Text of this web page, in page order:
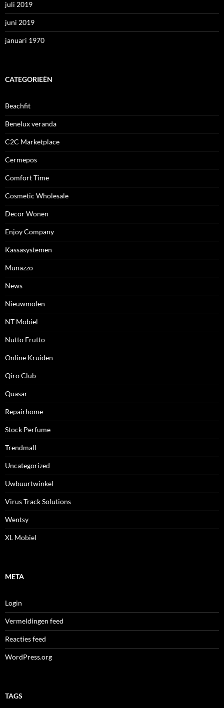
juli 2019
juni 2019
januari 1970
CATEGORIEËN
Beachfit
Benelux veranda
C2C Marketplace
Cermepos
Comfort Time
Cosmetic Wholesale
Decor Wonen
Enjoy Company
Kassasystemen
Munazzo
News
Nieuwmolen
NT Mobiel
Nutto Frutto
Online Kruiden
Qiro Club
Quasar
Repairhome
Stock Perfume
Trendmall
Uncategorized
Uwbuurtwinkel
Virus Track Solutions
Wentsy
XL Mobiel
META
Login
Vermeldingen feed
Reacties feed
WordPress.org
TAGS